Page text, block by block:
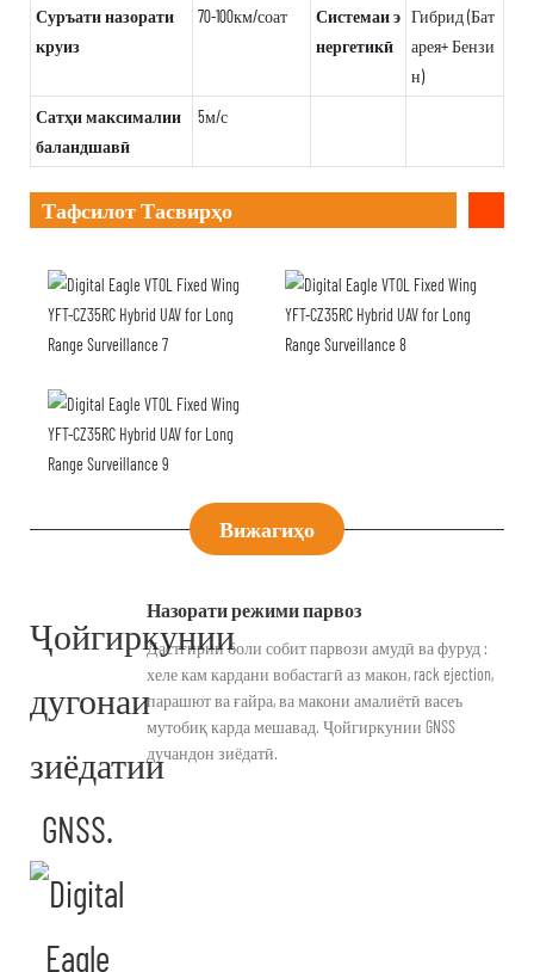
Суръати назорати
круиз
70-100км/соат
Системаи э
нергетикӣ
Гибрид (Бат
арея+ Бензи
н)
Сатҳи максималии
баландшавӣ
5м/с
Тафсилот Тасвирҳо
Вижагиҳо
Ҷойгиркунии
дугонаи
зиёдатии
GNSS.
Назорати режими парвоз
Дастгирии боли собит парвози амудӣ ва фуруд :
хеле кам кардани вобастагӣ аз макон, rack ejection,
парашют ва ғайра, ва макони амалиётӣ васеъ
мутобиқ карда мешавад. Ҷойгиркунии GNSS
дучандон зиёдатӣ.